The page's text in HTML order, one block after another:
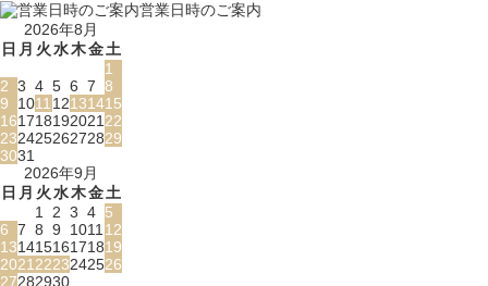
営業日時のご案内
2026年8月
日 月 火水木金土
1
2 3 4 5 6 7 8
9
101112131415
16171819202122
23242526272829
3031
2026年9月
日 月 火水木金土
1 2 3 4 5
6 7 8 9 101112
13141516171819
20212223242526
27282930